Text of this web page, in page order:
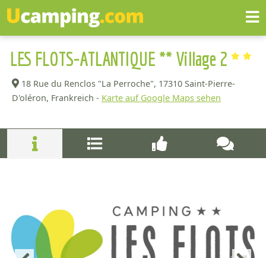
LES FLOTS-ATLANTIQUE ** Village 2
18 Rue du Renclos "La Perroche", 17310 Saint-Pierre-
D'oléron, Frankreich - Karte auf Google Maps sehen